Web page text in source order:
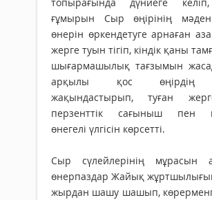
ғұмырын Сыр өңірінің
өнерін өркендетуге арнаған
жерге туын тігіп, кіндік қаны
шығармашылық тағзымын
арқылы қос өңірдің
жақындастырып, туған
перзенттік сағыныш пен
өнегелі үлгісін көрсетті.
Сыр сүлейлерінің мұрасын
өнерпаздар Жайық
жырдан шашу шашып,